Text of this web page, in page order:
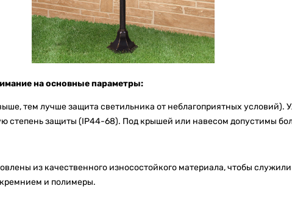
на основные параметры:
тем лучше защита светильника от неблагоприятных условий).
степень защиты (IP44-68). Под крышей или навесом допустимы
из качественного износостойкого материала, чтобы
и полимеры.